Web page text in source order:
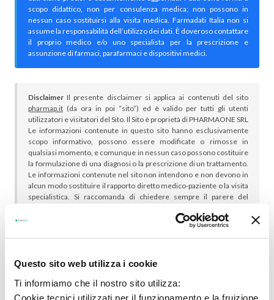
Questo sito web utilizza i cookie
Ti informiamo che il nostro sito utilizza:
Cookie tecnici utilizzati per il funzionamento e la fruizione
scopo didattico, non per consulenza medica; non possono in
nessun caso sostituirsi alla visita medica. Farmadati Italia non si
assume la responsabilità dell’utilizzo dei dati. È doveroso contattare
il proprio medico e/o uno specialista per la prescrizione e
assunzione di farmaci, parafarmaci e dispositivi medici.
Disclaimer Il presente disclaimer si applica ai contenuti del sito
pharmap.it (da ora in poi “sito”) ed è valido per tutti gli utenti
utilizzatori e visitatori del Sito. Il Sito è proprietà di PHARMAONE SRL
Le informazioni contenute in questo sito hanno esclusivamente
scopo informativo, possono essere modificate o rimosse in
qualsiasi momento, e comunque in nessun caso possono costituire
la formulazione di una diagnosi o la prescrizione di un trattamento.
Le informazioni contenute nel sito non intendono e non devono in
alcun modo sostituire il rapporto diretto medico-paziente o la visita
specialistica. Si raccomanda di chiedere sempre il parere del
indicazione riportata. Se si hanno dubbi o quesiti sull’uso di un
medicinale è necessario consultare il proprio medico.